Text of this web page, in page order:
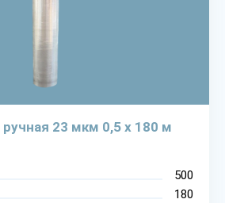
23 мкм 0,5 х 180 м
500
180